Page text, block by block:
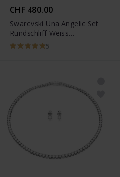
CHF 480.00
Swarovski Una Angelic Set
Rundschliff Weiss
Rhodiniert - 5367853
5